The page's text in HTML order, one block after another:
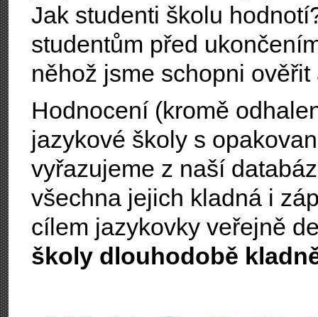
Jak studenti školu
studentům před
něhož jsme schopni
Hodnocení (kromě
jazykové školy s
vyřazujeme z naší
všechna jejich kladná i
cílem jazykovky veřejně
školy dlouhodobě